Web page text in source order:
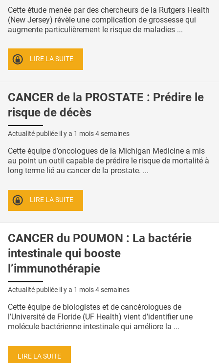
Cette étude menée par des chercheurs de la Rutgers Health
(New Jersey) révèle une complication de grossesse qui
augmente particulièrement le risque de maladies ...
LIRE LA SUITE
CANCER de la PROSTATE : Prédire le
risque de décès
Actualité publiée il y a 1 mois 4 semaines
Cette équipe d’oncologues de la Michigan Medicine a mis
au point un outil capable de prédire le risque de mortalité à
long terme lié au cancer de la prostate. ...
LIRE LA SUITE
CANCER du POUMON : La bactérie
intestinale qui booste
l’immunothérapie
Actualité publiée il y a 1 mois 4 semaines
Cette équipe de biologistes et de cancérologues de
l’Université de Floride (UF Health) vient d’identifier une
molécule bactérienne intestinale qui améliore la ...
LIRE LA SUITE